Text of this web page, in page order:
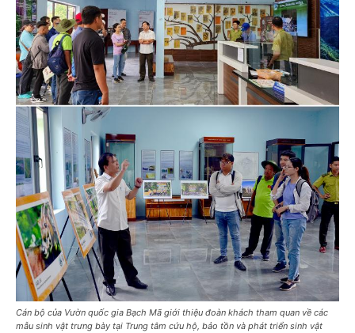
Cán bộ của Vườn quốc gia Bạch Mã giới thiệu đoàn khách tham quan về các
mẫu sinh vật trưng bày tại Trung tâm cứu hộ, bảo tồn và phát triển sinh vật